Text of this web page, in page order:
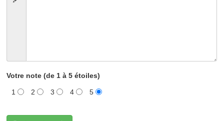
Votre note (de 1 à 5 étoiles)
1 2 3 4 5